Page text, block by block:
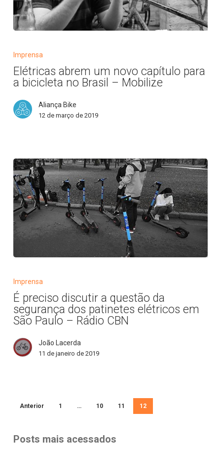
um
novo
capítulo
para
a
–
Mobilize
Imprensa
Elétricas abrem um novo capítulo para
a bicicleta no Brasil – Mobilize
Aliança Bike
12 de março de 2019
preciso
discutir
a
questão
da
segurança
dos
São
Rádio
Imprensa
É preciso discutir a questão da
segurança dos patinetes elétricos em
São Paulo – Rádio CBN
João Lacerda
11 de janeiro de 2019
Anterior 1 … 10 11 12
Posts mais acessados